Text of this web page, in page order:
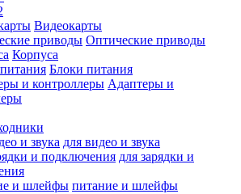
Видеокарты
Оптические приводы
Корпуса
Блоки питания
Адаптеры и
для видео и звука
для зарядки и
питание и шлейфы